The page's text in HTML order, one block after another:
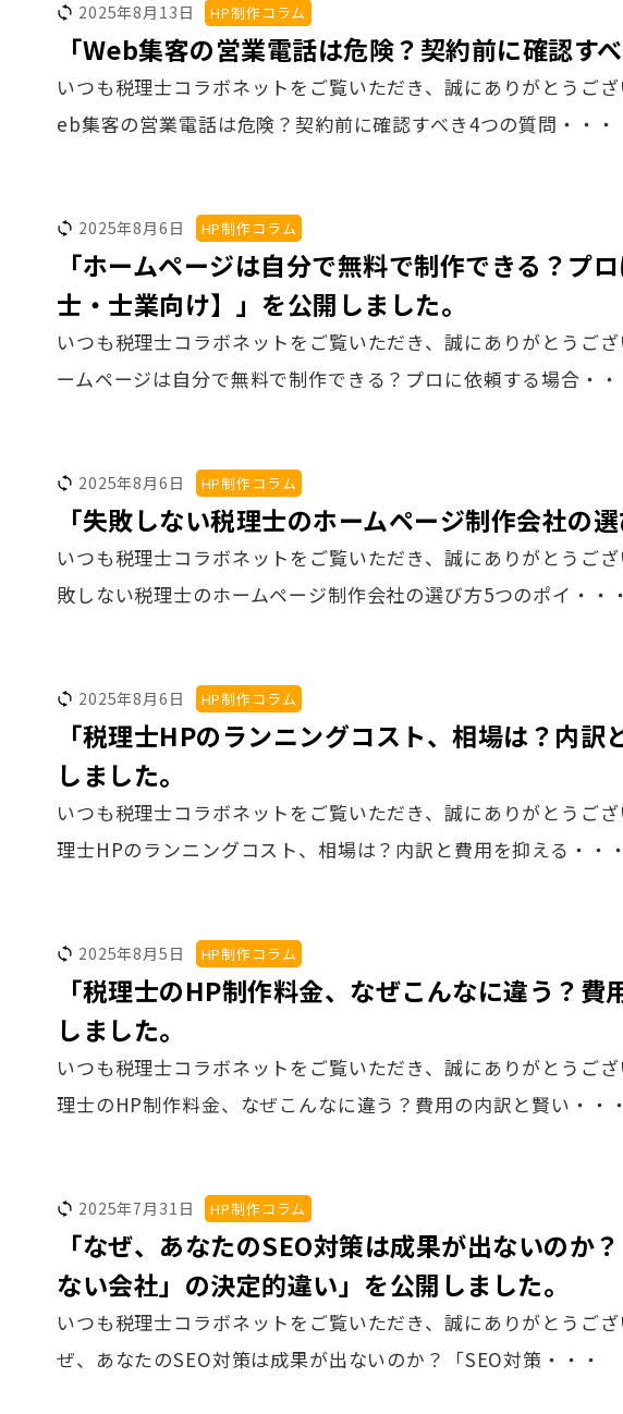
2025年8月13日 HP制作コラム
「Web集客の営業電話は危険？契約前に確認す
いつも税理士コラボネットをご覧いただき、誠にありがとうご
eb集客の営業電話は危険？契約前に確認すべき4つの質問・・・
2025年8月6日 HP制作コラム
「ホームページは自分で無料で制作できる？プ
士・士業向け】」を公開しました。
いつも税理士コラボネットをご覧いただき、誠にありがとうご
ームページは自分で無料で制作できる？プロに依頼する場合・・
2025年8月6日 HP制作コラム
「失敗しない税理士のホームページ制作会社の
いつも税理士コラボネットをご覧いただき、誠にありがとうご
敗しない税理士のホームページ制作会社の選び方5つのポイ・・・
2025年8月6日 HP制作コラム
「税理士HPのランニングコスト、相場は？内
しました。
いつも税理士コラボネットをご覧いただき、誠にありがとうご
理士HPのランニングコスト、相場は？内訳と費用を抑える・・・
2025年8月5日 HP制作コラム
「税理士のHP制作料金、なぜこんなに違う？
しました。
いつも税理士コラボネットをご覧いただき、誠にありがとうご
理士のHP制作料金、なぜこんなに違う？費用の内訳と賢い・・・
2025年7月31日 HP制作コラム
「なぜ、あなたのSEO対策は成果が出ないのか
ない会社」の決定的違い」を公開しました。
いつも税理士コラボネットをご覧いただき、誠にありがとうご
ぜ、あなたのSEO対策は成果が出ないのか？「SEO対策・・・